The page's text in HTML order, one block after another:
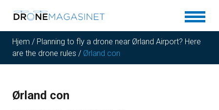
Hjem / Planning to fly a drone near Ørland Airport? Here
are the drone rules / Ørland con
Ørland con